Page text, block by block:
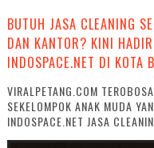
BUTUH JASA CLEANING
DAN KANTOR? KINI
INDOSPACE.NET DI KOTA
VIRALPETANG.COM
SEKELOMPOK ANAK MUDA
INDOSPACE.NET JASA